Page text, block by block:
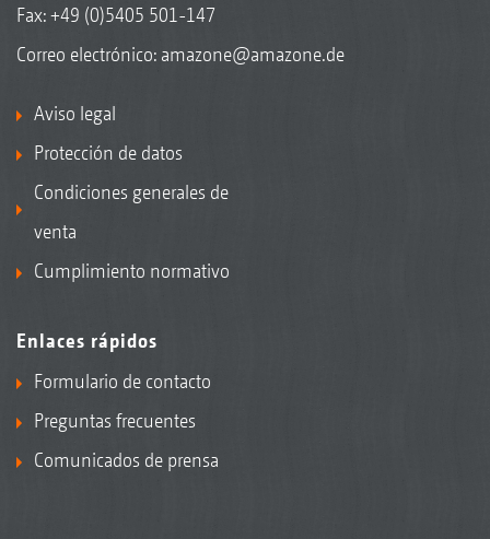
Fax: +49 (0)5405 501-147
Correo electrónico: amazone@amazone.de
Aviso legal
Protección de datos
Condiciones generales de
venta
Cumplimiento normativo
Enlaces rápidos
Formulario de contacto
Preguntas frecuentes
Comunicados de prensa